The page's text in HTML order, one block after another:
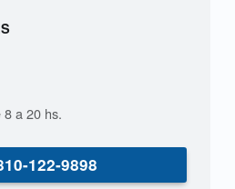
8 a 20 hs.
122-9898